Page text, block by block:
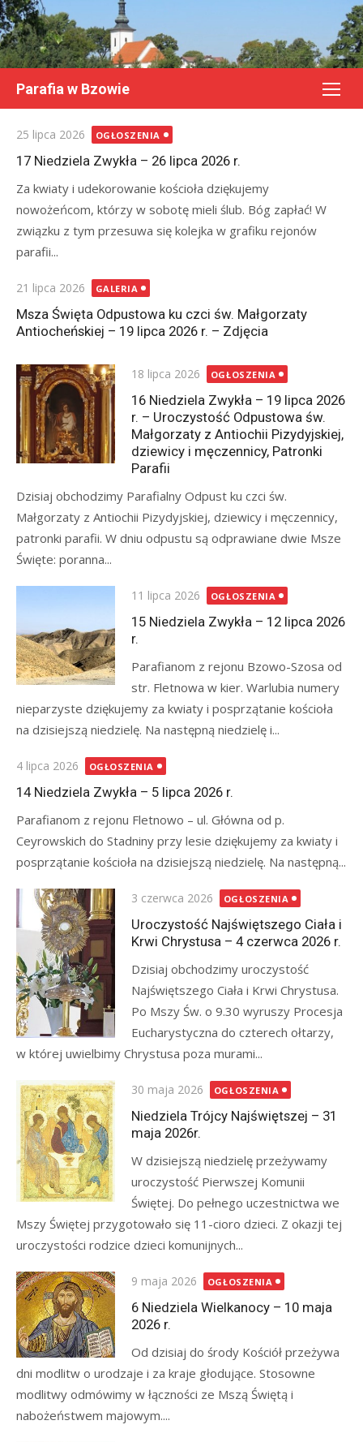
Skip
to
content
Parafia w Bzowie
Posted
on
25 lipca 2026 OGŁOSZENIA
17 Niedziela Zwykła – 26 lipca 2026 r.
Za kwiaty i udekorowanie kościoła dziękujemy
nowożeńcom, którzy w sobotę mieli ślub. Bóg zapłać! W
związku z tym przesuwa się kolejka w grafiku rejonów
parafii...
Posted
on
21 lipca 2026 GALERIA
Msza Święta Odpustowa ku czci św. Małgorzaty
Antiocheńskiej – 19 lipca 2026 r. – Zdjęcia
Posted
on
18 lipca 2026 OGŁOSZENIA
16 Niedziela Zwykła – 19 lipca 2026
r. – Uroczystość Odpustowa św.
Małgorzaty z Antiochii Pizydyjskiej,
dziewicy i męczennicy, Patronki
Parafii
Dzisiaj obchodzimy Parafialny Odpust ku czci św.
Małgorzaty z Antiochii Pizydyjskiej, dziewicy i męczennicy,
patronki parafii. W dniu odpustu są odprawiane dwie Msze
Święte: poranna...
Posted
on
11 lipca 2026 OGŁOSZENIA
15 Niedziela Zwykła – 12 lipca 2026
r.
Parafianom z rejonu Bzowo-Szosa od
str. Fletnowa w kier. Warlubia numery
nieparzyste dziękujemy za kwiaty i posprzątanie kościoła
na dzisiejszą niedzielę. Na następną niedzielę i...
Posted
on
4 lipca 2026 OGŁOSZENIA
14 Niedziela Zwykła – 5 lipca 2026 r.
Parafianom z rejonu Fletnowo – ul. Główna od p.
Ceyrowskich do Stadniny przy lesie dziękujemy za kwiaty i
posprzątanie kościoła na dzisiejszą niedzielę. Na następną...
Posted
on
3 czerwca 2026 OGŁOSZENIA
Uroczystość Najświętszego Ciała i
Krwi Chrystusa – 4 czerwca 2026 r.
Dzisiaj obchodzimy uroczystość
Najświętszego Ciała i Krwi Chrystusa.
Po Mszy Św. o 9.30 wyruszy Procesja
Eucharystyczna do czterech ołtarzy,
w której uwielbimy Chrystusa poza murami...
Posted
on
30 maja 2026 OGŁOSZENIA
Niedziela Trójcy Najświętszej – 31
maja 2026r.
W dzisiejszą niedzielę przeżywamy
uroczystość Pierwszej Komunii
Świętej. Do pełnego uczestnictwa we
Mszy Świętej przygotowało się 11-cioro dzieci. Z okazji tej
uroczystości rodzice dzieci komunijnych...
Posted
on
9 maja 2026 OGŁOSZENIA
6 Niedziela Wielkanocy – 10 maja
2026 r.
Od dzisiaj do środy Kościół przeżywa
dni modlitw o urodzaje i za kraje głodujące. Stosowne
modlitwy odmówimy w łączności ze Mszą Świętą i
nabożeństwem majowym....